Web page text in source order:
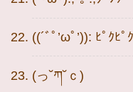
((´ﾞﾟ’ωﾟ’)): ﾋﾟｸﾋﾟｸ
(っ˘ཀ˘ｃ)